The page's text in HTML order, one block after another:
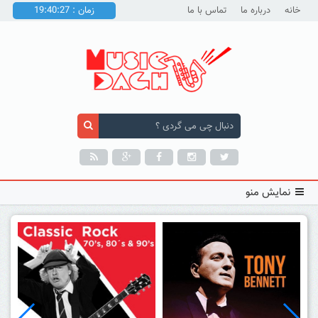
خانه درباره ما تماس با ما زمان : 19:40:28
نمایش منو